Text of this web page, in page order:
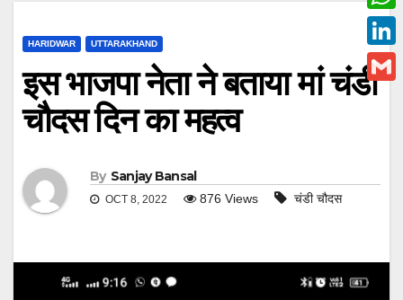
HARIDWAR UTTARAKHAND
इस भाजपा नेता ने बताया मां चंडी
चौदस दिन का महत्व
By Sanjay Bansal
OCT 8, 2022 876 Views चंडी चौदस
c
e
b
o
w
i
W
h
a
L
i
n
G
i